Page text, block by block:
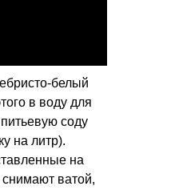
белый
в воду для
соду
на литр).
на
снимают ватой,